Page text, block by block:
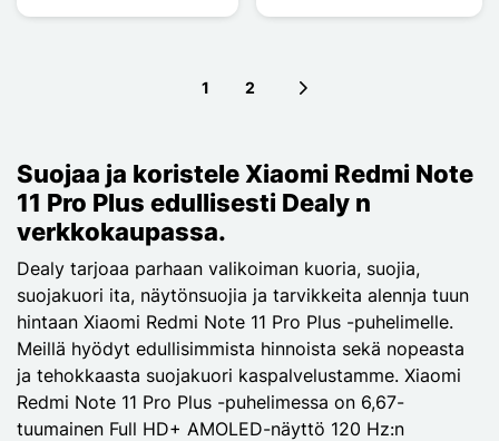
1 2
Suojaa ja koristele Xiaomi Redmi Note
11 Pro Plus edullisesti Dealy n
verkkokaupassa.
Dealy tarjoaa parhaan valikoiman kuoria, suojia,
suojakuori ita, näytönsuojia ja tarvikkeita alennja tuun
hintaan Xiaomi Redmi Note 11 Pro Plus -puhelimelle.
Meillä hyödyt edullisimmista hinnoista sekä nopeasta
ja tehokkaasta suojakuori kaspalvelustamme. Xiaomi
Redmi Note 11 Pro Plus -puhelimessa on 6,67-
tuumainen Full HD+ AMOLED-näyttö 120 Hz:n